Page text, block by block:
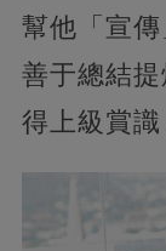
幫他「宣傳
善于總結
得上級賞識